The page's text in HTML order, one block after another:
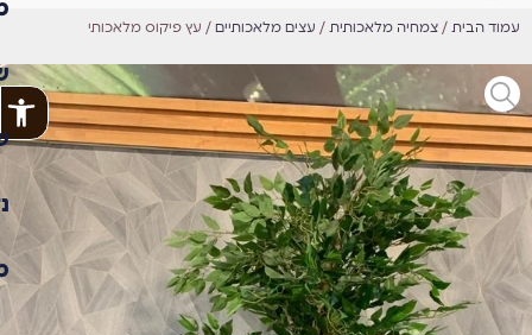
עמוד הבית / צמחיה מלאכותית / עצים מלאכותיים / עץ פיקוס מלאכותי